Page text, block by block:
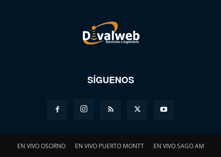
SÍGUENOS
EN VIVO OSORNO EN VIVO PUERTO MONTT EN VIVO SAGO AM